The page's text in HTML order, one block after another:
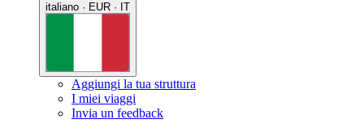
italiano · EUR · IT
Aggiungi la tua struttura
I miei viaggi
Invia un feedback